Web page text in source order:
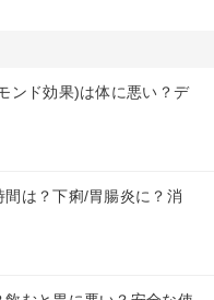
ンド効果)は体に悪い？デ
は？下痢/胃腸炎に？消